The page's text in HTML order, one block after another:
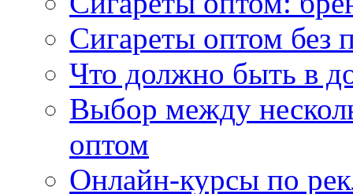
Сигареты оптом без
Что должно быть в
Выбор между
оптом
Онлайн-курсы по